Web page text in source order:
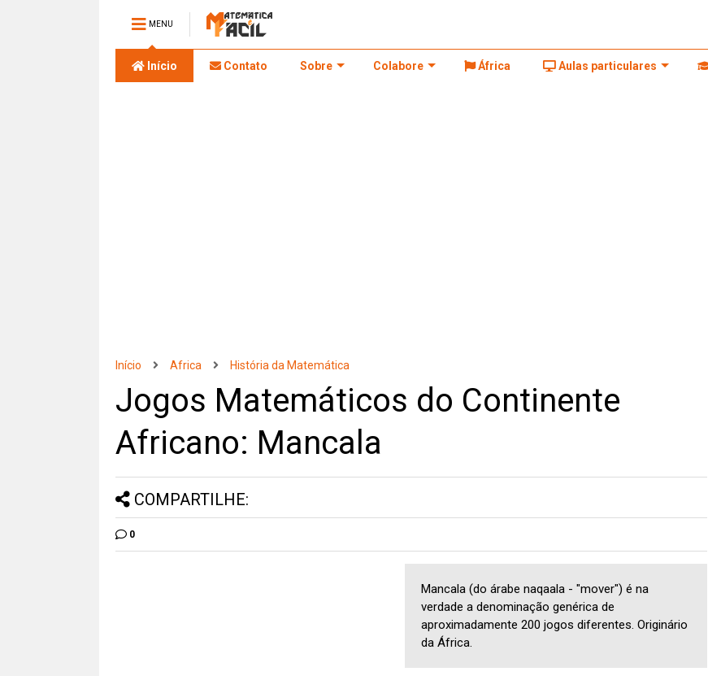
MENU
Início Contato Sobre Colabore África Aulas particulares
Início Africa História da Matemática
Jogos Matemáticos do Continente
Africano: Mancala
COMPARTILHE:
0
Mancala (do árabe naqaala - "mover") é na
verdade a denominação genérica de
aproximadamente 200 jogos diferentes. Originário
da África.